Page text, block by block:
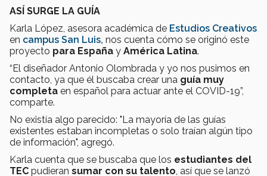
ASÍ SURGE LA GUÍA
Karla López, asesora académica de Estudios Creativos
en campus San Luis, nos cuenta cómo se originó este
proyecto para España y América Latina.
“El diseñador Antonio Olombrada y yo nos pusimos en
contacto, ya que él buscaba crear una guía muy
completa en español para actuar ante el COVID-19”,
comparte.
No existía algo parecido: "La mayoría de las guías
existentes estaban incompletas o solo traían algún tipo
de información", agregó.
Karla cuenta que se buscaba que los estudiantes del
TEC pudieran sumar con su talento , así que se lanzó